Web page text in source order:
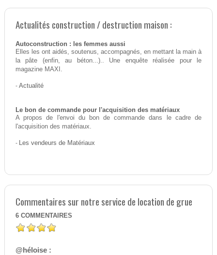
Actualités construction / destruction maison :
Autoconstruction : les femmes aussi
Elles les ont aidés, soutenus, accompagnés, en mettant la main à
la pâte (enfin, au béton...).. Une enquête réalisée pour le
magazine MAXI.
- Actualité
Le bon de commande pour l'acquisition des matériaux
A propos de l'envoi du bon de commande dans le cadre de
l'acquisition des matériaux.
- Les vendeurs de Matériaux
Commentaires sur notre service de location de grue
6 COMMENTAIRES
@héloise :